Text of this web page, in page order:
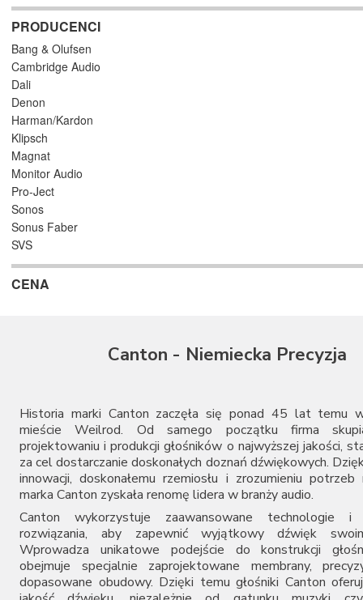
PRODUCENCI
Bang & Olufsen
Cambridge Audio
Dali
Denon
Harman/Kardon
Klipsch
Magnat
Monitor Audio
Pro-Ject
Sonos
Sonus Faber
SVS
CENA
Canton - Niemiecka Precyzja
Historia marki Canton zaczęła się ponad 45 lat temu
mieście Weilrod. Od samego początku firma
projektowaniu i produkcji głośników o najwyższej jakości,
za cel dostarczanie doskonałych doznań dźwiękowych.
innowacji, doskonałemu rzemiosłu i zrozumieniu potrzeb
marka Canton zyskała renomę lidera w branży audio.
Canton wykorzystuje zaawansowane technologie i
rozwiązania, aby zapewnić wyjątkowy dźwięk
Wprowadza unikatowe podejście do konstrukcji
obejmuje specjalnie zaprojektowane membrany,
dopasowane obudowy. Dzięki temu głośniki Canton